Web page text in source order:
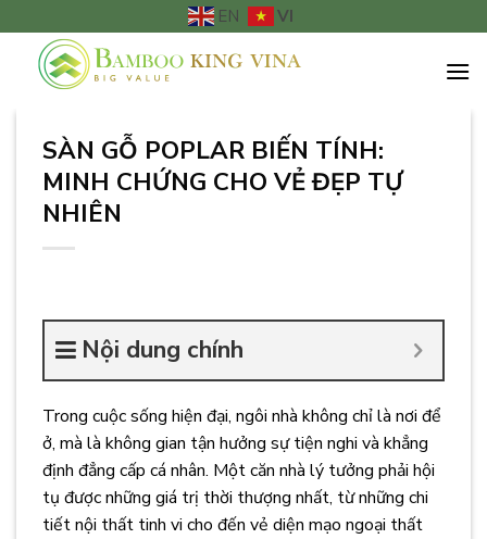
đến
EN VI
SÀN GỖ POPLAR BIẾN TÍNH:
MINH CHỨNG CHO VẺ ĐẸP TỰ
NHIÊN
Nội dung chính
Trong cuộc sống hiện đại, ngôi nhà không chỉ là nơi để
ở, mà là không gian tận hưởng sự tiện nghi và khẳng
định đẳng cấp cá nhân. Một căn nhà lý tưởng phải hội
tụ được những giá trị thời thượng nhất, từ những chi
tiết nội thất tinh vi cho đến vẻ diện mạo ngoại thất